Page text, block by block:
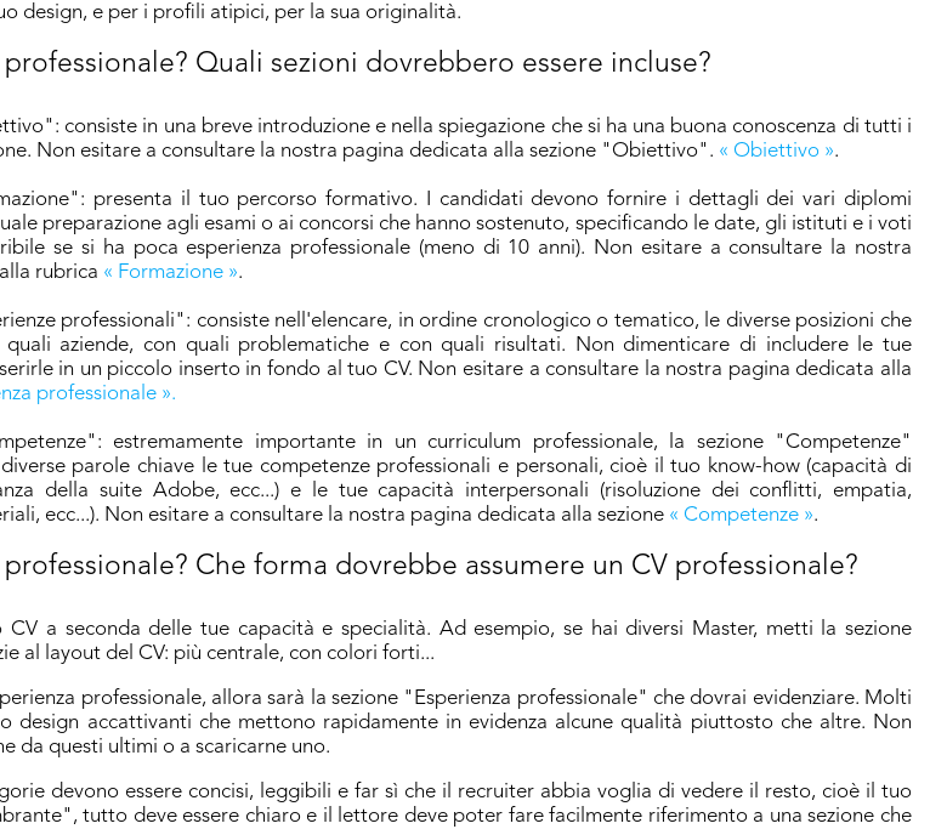
design, e per i profili atipici, per la sua originalità.
Quali sezioni dovrebbero essere incluse?
consiste in una breve introduzione e nella spiegazione che si ha una buona conoscenza di tutti i
Non esitare a consultare la nostra pagina dedicata alla sezione "Obiettivo". « Obiettivo ».
presenta il tuo percorso formativo. I candidati devono fornire i dettagli dei vari diplomi
preparazione agli esami o ai concorsi che hanno sostenuto, specificando le date, gli istituti e i voti
se si ha poca esperienza professionale (meno di 10 anni). Non esitare a consultare la nostra
rubrica « Formazione ».
professionali": consiste nell'elencare, in ordine cronologico o tematico, le diverse posizioni che
aziende, con quali problematiche e con quali risultati. Non dimenticare di includere le tue
in un piccolo inserto in fondo al tuo CV. Non esitare a consultare la nostra pagina dedicata alla
professionale ».
estremamente importante in un curriculum professionale, la sezione "Competenze"
parole chiave le tue competenze professionali e personali, cioè il tuo know-how (capacità di
della suite Adobe, ecc...) e le tue capacità interpersonali (risoluzione dei conflitti, empatia,
ecc...). Non esitare a consultare la nostra pagina dedicata alla sezione « Competenze ».
Che forma dovrebbe assumere un CV professionale?
CV a seconda delle tue capacità e specialità. Ad esempio, se hai diversi Master, metti la sezione
al layout del CV: più centrale, con colori forti...
professionale, allora sarà la sezione "Esperienza professionale" che dovrai evidenziare. Molti
design accattivanti che mettono rapidamente in evidenza alcune qualità piuttosto che altre. Non
da questi ultimi o a scaricarne uno.
devono essere concisi, leggibili e far sì che il recruiter abbia voglia di vedere il resto, cioè il tuo
tutto deve essere chiaro e il lettore deve poter fare facilmente riferimento a una sezione che